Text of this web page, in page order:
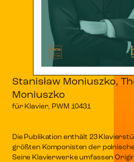
日本
2020
Stanisław Moniuszko,
Moniuszko
für Klavier, PWM 10431
Die Publikation enthält 23
größten Komponisten der
Seine Klavierwerke umfassen